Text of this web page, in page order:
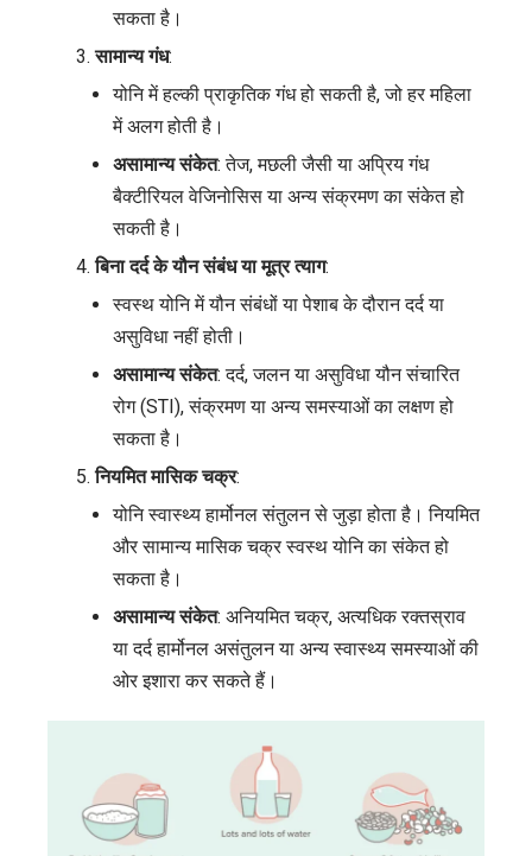
सकता है।
सामान्य गंध:
योनि में हल्की प्राकृतिक गंध हो सकती है, जो हर महिला
में अलग होती है।
असामान्य संकेत: तेज, मछली जैसी या अप्रिय गंध
बैक्टीरियल वेजिनोसिस या अन्य संक्रमण का संकेत हो
सकती है।
बिना दर्द के यौन संबंध या मूत्र त्याग:
स्वस्थ योनि में यौन संबंधों या पेशाब के दौरान दर्द या
असुविधा नहीं होती।
असामान्य संकेत: दर्द, जलन या असुविधा यौन संचारित
रोग (STI), संक्रमण या अन्य समस्याओं का लक्षण हो
सकता है।
नियमित मासिक चक्र:
योनि स्वास्थ्य हार्मोनल संतुलन से जुड़ा होता है। नियमित
और सामान्य मासिक चक्र स्वस्थ योनि का संकेत हो
सकता है।
असामान्य संकेत: अनियमित चक्र, अत्यधिक रक्तस्राव
या दर्द हार्मोनल असंतुलन या अन्य स्वास्थ्य समस्याओं की
ओर इशारा कर सकते हैं।